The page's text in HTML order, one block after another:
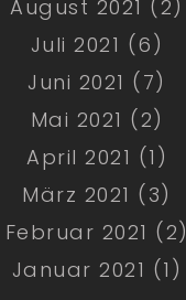
August 2021 (2)
Juli 2021 (6)
Juni 2021 (7)
Mai 2021 (2)
April 2021 (1)
März 2021 (3)
Februar 2021 (2)
Januar 2021 (1)